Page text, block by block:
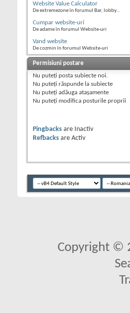
Website Value Calculator
De extremezone în forumul Bar, lobby...
Cumpar website-uri
De adame în forumul Website-uri
Vand website
De cozmin în forumul Website-uri
Permisiuni postare
Nu puteţi posta subiecte noi.
Nu puteţi răspunde la subiecte
Nu puteţi adăuga ataşamente
Nu puteţi modifica posturile proprii
Pingbacks are
Inactiv
Refbacks are Activ
Copyright ©